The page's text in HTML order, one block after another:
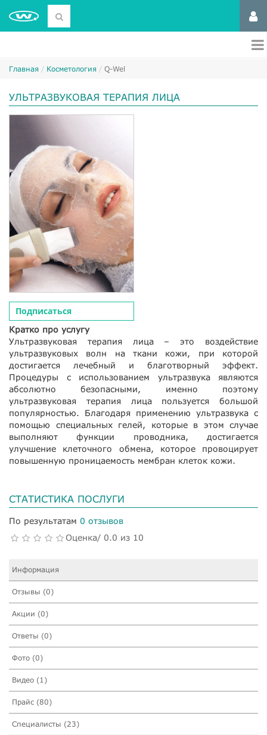
Главная Косметология Q-Wel
УЛЬТРАЗВУКОВАЯ ТЕРАПИЯ ЛИЦА
Подписаться
Кратко про услугу
Ультразвуковая терапия лица – это воздействие
ультразвуковых волн на ткани кожи, при которой
достигается лечебный и благотворный эффект.
Процедуры с использованием ультразвука являются
абсолютно безопасными, именно поэтому
ультразвуковая терапия лица пользуется большой
популярностью. Благодаря применению ультразвука с
помощью специальных гелей, которые в этом случае
выполняют функции проводника, достигается
улучшение клеточного обмена, которое провоцирует
повышенную проницаемость мембран клеток кожи.
СТАТИСТИКА ПОСЛУГИ
По результатам 0 отзывов
Оценка/ 0.0 из 10
Информация
Отзывы (0)
Акции (0)
Ответы (0)
Фото (0)
Видео (1)
Прайс (80)
Специалисты (23)